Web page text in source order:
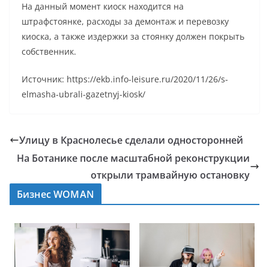
На данный момент киоск находится на
штрафстоянке, расходы за демонтаж и перевозку
киоска, а также издержки за стоянку должен покрыть
собственник.
Источник: https://ekb.info-leisure.ru/2020/11/26/s-
elmasha-ubrali-gazetnyj-kiosk/
Улицу в Краснолесье сделали односторонней
На Ботанике после масштабной реконструкции
открыли трамвайную остановку
Бизнес WOMAN